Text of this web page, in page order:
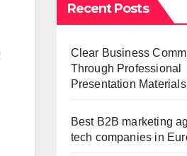
Recent Posts
Clear Business
Through Professional
Presentation Materials
Best B2B marketing
tech companies in